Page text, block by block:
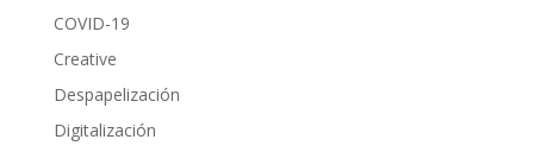
COVID-19
Creative
Despapelización
Digitalización